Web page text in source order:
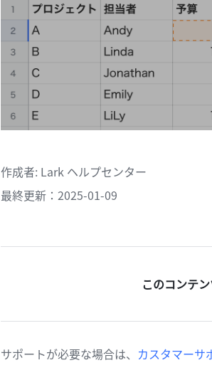
作成者: Lark ヘルプセンター
最終更新：2025-01-09
このコンテ
サポートが必要な場合は、 カスタマーサ